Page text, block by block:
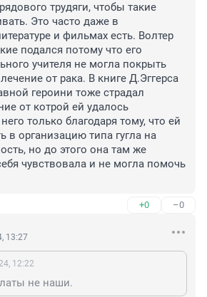
трудяги, чтобы такие
Это часто даже в
и фильмах есть. Волтер
подался потому что его
учителя не могла покрыть
от рака. В книге Д.Эггерса
героини тоже страдал
от котрой ей удалось
только благодаря тому, что ей
в организацию типа гугла на
но до этого она там же
чувствовала и не могла помочь
+0 –0
13:27
12:22
не наши.